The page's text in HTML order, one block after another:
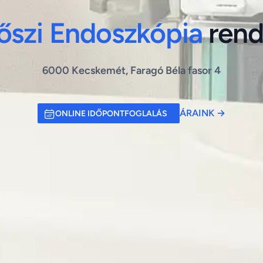
Endoszkópia
6000 Kecskemét, Faragó Béla fasor 4
ONLINE IDŐPONTFOGLALÁS ÁRAINK →